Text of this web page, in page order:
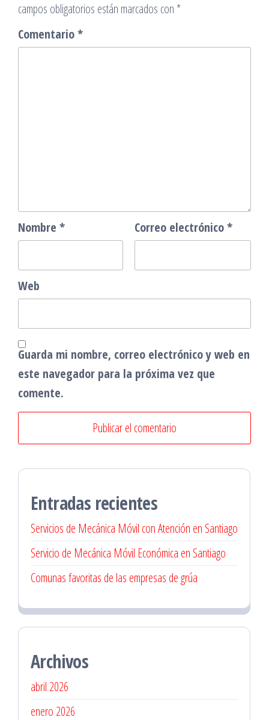
campos obligatorios están marcados con *
Comentario*
Nombre * Correo electrónico*
Web
Guarda mi nombre, correo electrónico y web en
este navegador para la próxima vez que
comente.
Entradas recientes
Servicios de Mecánica Móvil con Atención en Santiago
Servicio de Mecánica Móvil Económica en Santiago
Comunas favoritas de las empresas de grúa
Archivos
abril 2026
enero 2026